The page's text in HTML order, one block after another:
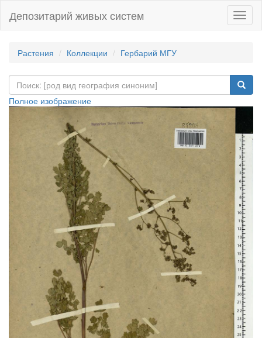
Депозитарий живых систем
Растения Коллекции Гербарий МГУ
Полное изображение